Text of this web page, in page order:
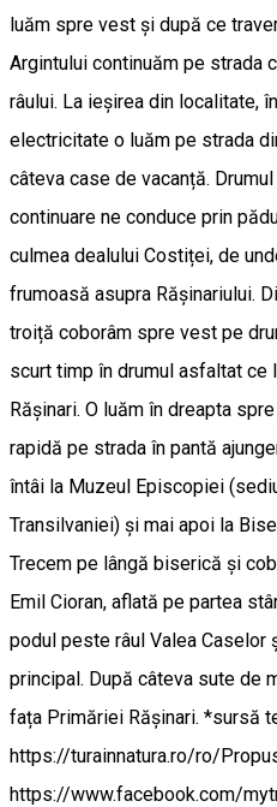
luăm spre vest și după ce
Argintului continuăm pe strada
râului. La ieșirea din localitate,
electricitate o luăm pe strada
câteva case de vacanță.
continuare ne conduce prin
culmea dealului Costiței, de
frumoasă asupra Rășinariului.
troiță coborâm spre vest pe
scurt timp în drumul asfaltat ce
Rășinari. O luăm în dreapta
rapidă pe strada în pantă
întâi la Muzeul Episcopiei
Transilvaniei) și mai apoi la
Trecem pe lângă biserică și
Emil Cioran, aflată pe partea
podul peste râul Valea Caselor
principal. După câteva sute de
fața Primăriei Rășinari. *sursă
https://turainnatura.ro/ro/
https://www.facebook.com/